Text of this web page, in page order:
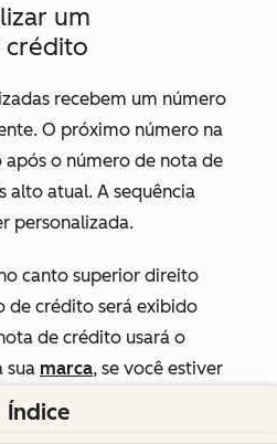
um
crédito
recebem um número
O próximo número na
após o número de nota de
alto atual. A sequência
personalizada.
canto superior direito
de crédito será exibido
de crédito usará o
sua marca, se você estiver
de Marcas
Índice